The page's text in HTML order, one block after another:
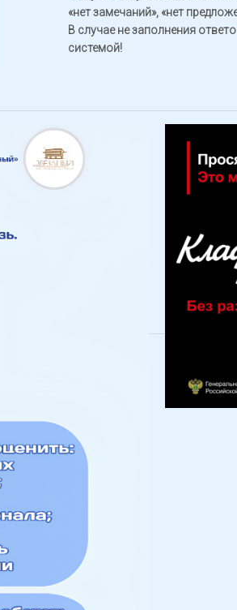
«нет замечаний», «нет
В случае не заполнения
системой!